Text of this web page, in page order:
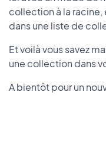
collection à la
dans une liste de
Et voilà vous savez
une collection dans
A bientôt pour un